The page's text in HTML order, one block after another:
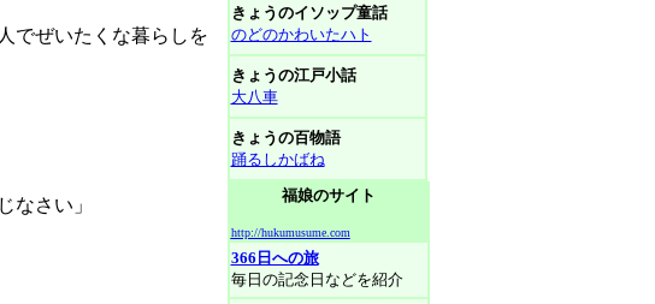
でぜいたくな暮らしを
なさい」
きょうのイソップ童話
のどのかわいたハト
きょうの江戸小話
大八車
きょうの百物語
踊るしかばね
福娘のサイト
http://hukumusume.com
366日への旅
毎日の記念日などを紹介